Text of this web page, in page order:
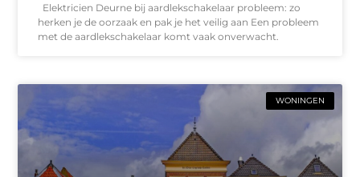
Elektricien Deurne bij aardlekschakelaar probleem: zo
herken je de oorzaak en pak je het veilig aan Een probleem
met de aardlekschakelaar komt vaak onverwacht.
WONINGEN